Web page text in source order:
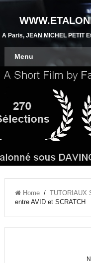
A Paris, JEAN MICHEL PETIT
Menu
Home/ TUTORIAUX
entre AVID et SCRATCH